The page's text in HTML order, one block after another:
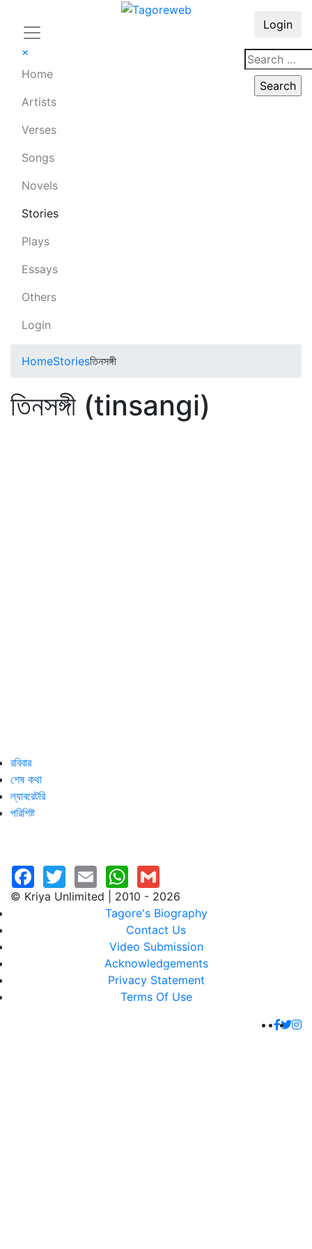
×
Home
Artists
Verses
Songs
Novels
Stories
Plays
Essays
Others
Login
Login
HomeStoriesতিনসঙ্গী
তিনসঙ্গী (tinsangi)
রবিবার
শেষ কথা
ল্যাবরেটরি
পরিশিষ্ট
© Kriya Unlimited | 2010 - 2026
Tagore's Biography
Contact Us
Video Submission
Acknowledgements
Privacy Statement
Terms Of Use